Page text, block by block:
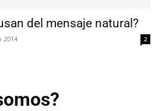
del mensaje natural?
2014 2